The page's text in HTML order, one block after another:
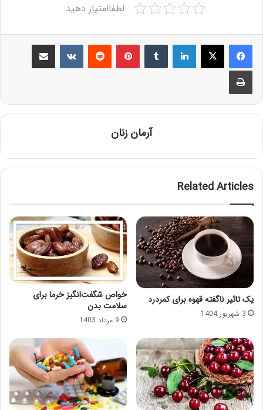
لطفاامتیاز دهید
LinkedIn
Tumblr
Pinterest
Reddit
VKontakte
Share via Email
Print
آرمان زنان
Related Articles
یک تاثیر ناگفته قهوه برای کمردرد
3 شهریور 1404
خواص شگفت‌انگیز خرما برای
سلامت بدن
9 مرداد 1403